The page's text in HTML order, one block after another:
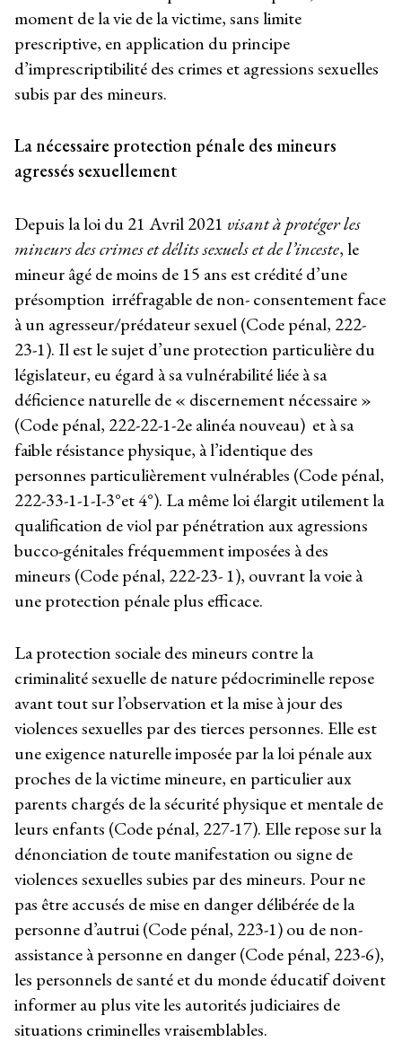
moment de la vie de la victime, sans limite
prescriptive, en application du principe
d’imprescriptibilité des crimes et agressions sexuelles
subis par des mineurs.
La nécessaire protection pénale des mineurs
agressés sexuellement
Depuis la loi du 21 Avril 2021 visant à protéger les
mineurs des crimes et délits sexuels et de l’inceste, le
mineur âgé de moins de 15 ans est crédité d’une
présomption irréfragable de non- consentement face
à un agresseur/prédateur sexuel (Code pénal, 222-
23-1). Il est le sujet d’une protection particulière du
législateur, eu égard à sa vulnérabilité liée à sa
déficience naturelle de « discernement nécessaire »
(Code pénal, 222-22-1-2ealinéa nouveau) et à sa
faible résistance physique, à l’identique des
personnes particulièrement vulnérables (Code pénal,
222-33-1-1-I-3°et 4°). La même loi élargit utilement la
qualification de viol par pénétration aux agressions
bucco-génitales fréquemment imposées à des
mineurs (Code pénal, 222-23- 1), ouvrant la voie à
une protection pénale plus efficace.
La protection sociale des mineurs contre la
criminalité sexuelle de nature pédocriminelle repose
avant tout sur l’observation et la mise à jour des
violences sexuelles par des tierces personnes. Elle est
une exigence naturelle imposée par la loi pénale aux
proches de la victime mineure, en particulier aux
parents chargés de la sécurité physique et mentale de
leurs enfants (Code pénal, 227-17). Elle repose sur la
dénonciation de toute manifestation ou signe de
violences sexuelles subies par des mineurs. Pour ne
pas être accusés de mise en danger délibérée de la
personne d’autrui (Code pénal, 223-1) ou de non-
assistance à personne en danger (Code pénal, 223-6),
les personnels de santé et du monde éducatif doivent
informer au plus vite les autorités judiciaires de
situations criminelles vraisemblables.